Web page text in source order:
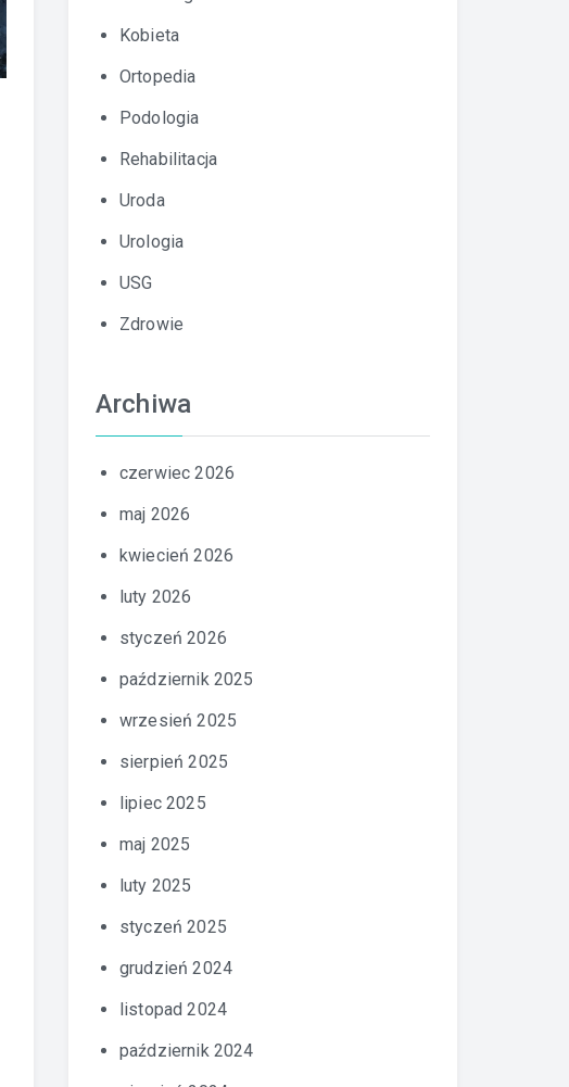
Kobieta
Ortopedia
Podologia
Rehabilitacja
Uroda
Urologia
USG
Zdrowie
Archiwa
czerwiec 2026
maj 2026
kwiecień 2026
luty 2026
styczeń 2026
październik 2025
wrzesień 2025
sierpień 2025
lipiec 2025
maj 2025
luty 2025
styczeń 2025
grudzień 2024
listopad 2024
październik 2024